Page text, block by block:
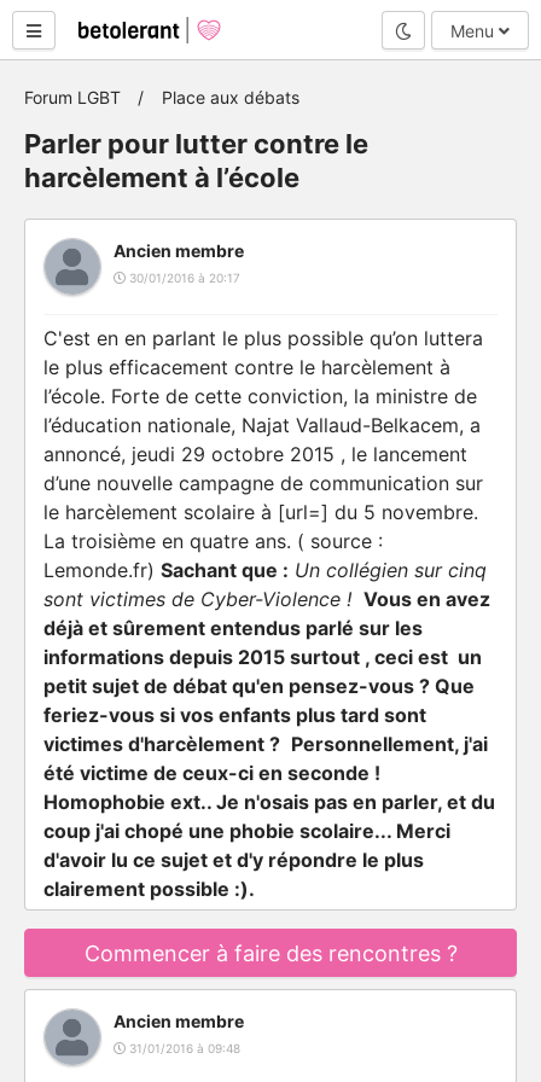
Mode nuit
Menu
Forum LGBT Place aux débats
Parler pour lutter contre le
harcèlement à l’école
Ancien membre
30/01/2016 à 20:17
C'est en en parlant le plus possible qu’on luttera
le plus efficacement contre le harcèlement à
l’école. Forte de cette conviction, la ministre de
l’éducation nationale, Najat Vallaud-Belkacem, a
annoncé, jeudi 29 octobre 2015 , le lancement
d’une nouvelle campagne de communication sur
le harcèlement scolaire à [url=] du 5 novembre.
La troisième en quatre ans. ( source :
Lemonde.fr) Sachant que : Un collégien sur cinq
sont victimes de Cyber-Violence ! Vous en avez
déjà et sûrement entendus parlé sur les
informations depuis 2015 surtout , ceci est un
petit sujet de débat qu'en pensez-vous ? Que
feriez-vous si vos enfants plus tard sont
victimes d'harcèlement ? Personnellement, j'ai
été victime de ceux-ci en seconde !
Homophobie ext.. Je n'osais pas en parler, et du
coup j'ai chopé une phobie scolaire... Merci
d'avoir lu ce sujet et d'y répondre le plus
clairement possible :).
Commencer à faire des rencontres ?
Ancien membre
31/01/2016 à 09:48